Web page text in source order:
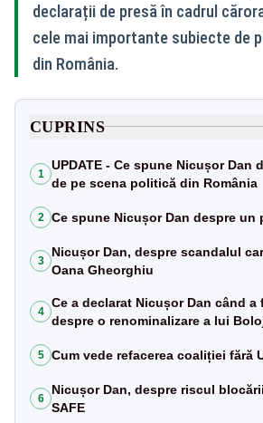
declarații de presă în cadrul
cele mai importante subiecte de
din România.
CUPRINS
1
UPDATE - Ce spune Nicușor Dan
de pe scena politică din România
2 Ce spune Nicușor Dan despre un
3
Nicușor Dan, despre scandalul
Oana Gheorghiu
4
Ce a declarat Nicușor Dan când
despre o renominalizare a lui
5 Cum vede refacerea coaliției fără
6
Nicușor Dan, despre riscul
SAFE